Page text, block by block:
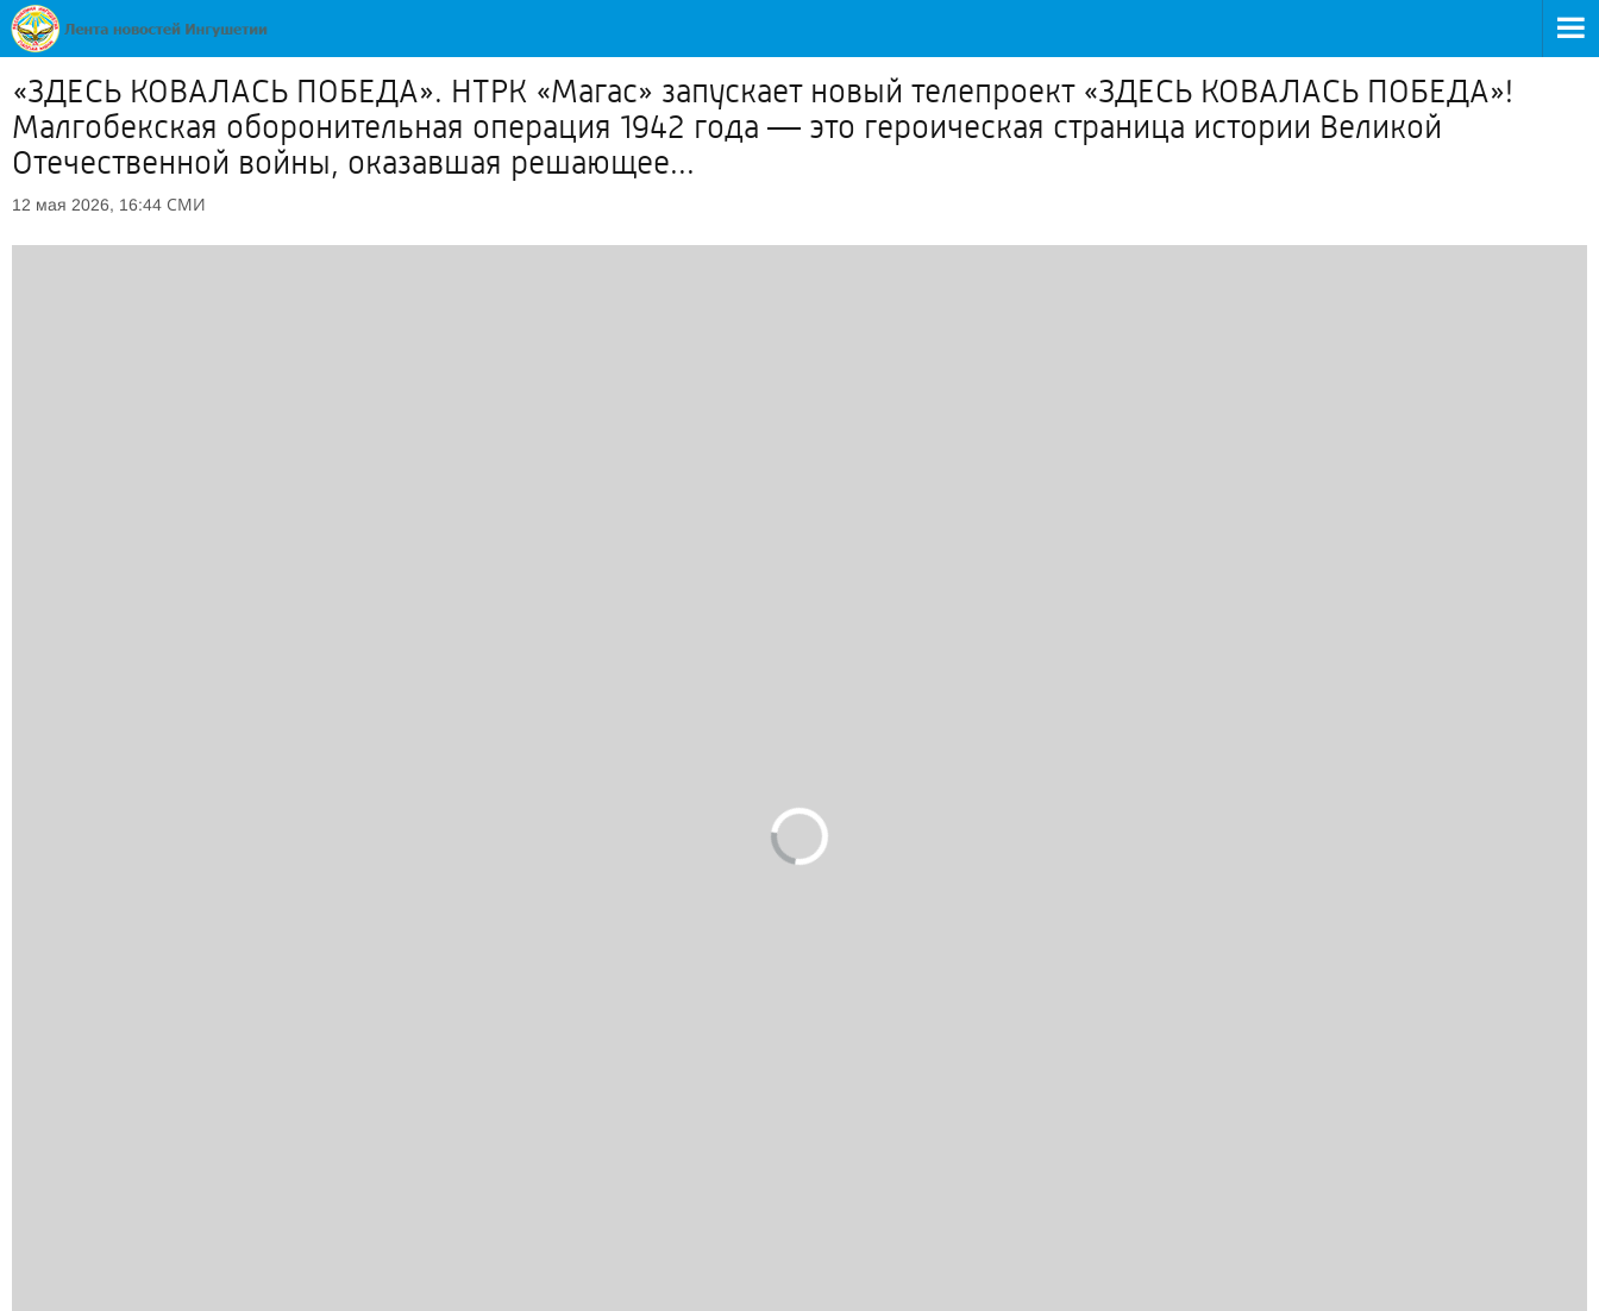
«ЗДЕСЬ КОВАЛАСЬ ПОБЕДА». НТРК «Магас» запускает новый телепроект «ЗДЕСЬ КОВАЛАСЬ ПОБЕДА»!
Малгобекская оборонительная операция 1942 года — это героическая страница истории Великой
Отечественной войны, оказавшая решающее...
12 мая 2026, 16:44 СМИ